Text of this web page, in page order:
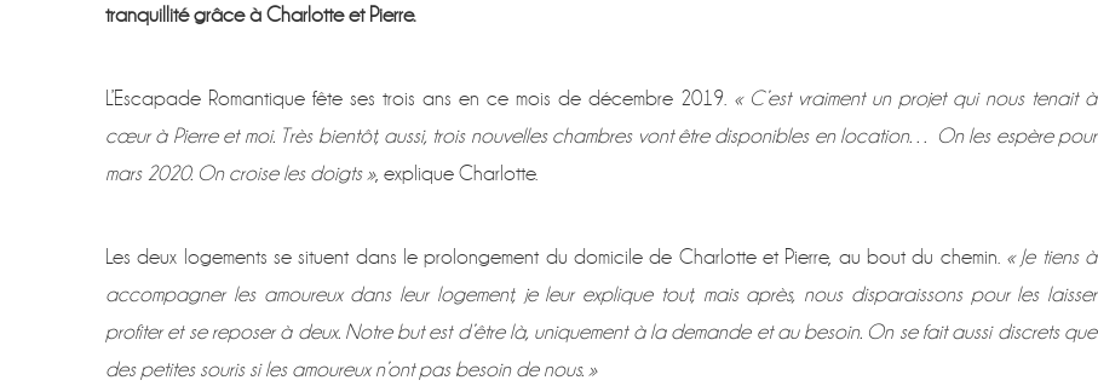
tranquillité grâce à Charlotte et Pierre.
L’Escapade Romantique fête ses trois ans en ce mois de décembre 2019. « C’est vraiment un projet qui nous tenait à
cœur à Pierre et moi. Très bientôt, aussi, trois nouvelles chambres vont être disponibles en location… On les espère pour
mars 2020. On croise les doigts », explique Charlotte.
Les deux logements se situent dans le prolongement du domicile de Charlotte et Pierre, au bout du chemin. « Je tiens à
accompagner les amoureux dans leur logement, je leur explique tout, mais après, nous disparaissons pour les laisser
profiter et se reposer à deux. Notre but est d’être là, uniquement à la demande et au besoin. On se fait aussi discrets que
des petites souris si les amoureux n’ont pas besoin de nous. »